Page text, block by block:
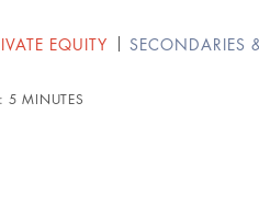
EQUITY SECONDARIES
:5 MINUTES